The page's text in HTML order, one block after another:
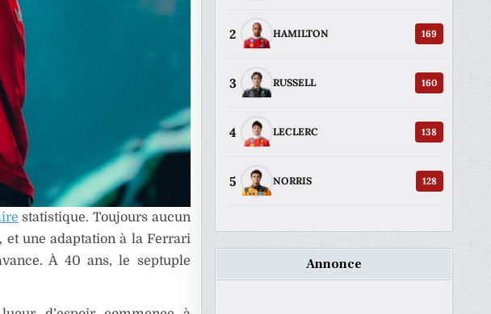
statistique. Toujours aucun
une adaptation à la Ferrari
À 40 ans, le septuple
2 HAMILTON 169
3 RUSSELL 160
4 LECLERC 138
5 NORRIS 128
Annonce